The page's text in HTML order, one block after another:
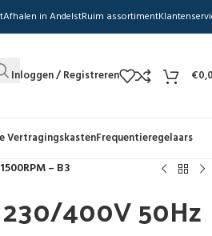
Afhalen in AndelstRuim assortiment
Inloggen / Registreren €
VertragingskastenFrequentieregelaars
– B3
400V 50Hz